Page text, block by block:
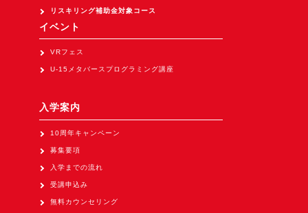
《研究会》
XRビジネスフォーラム
（1/8～10東京ビッグサイト）に出展。
Tsumiki Community Day 2026
（5/27～28 秋葉原UDX）に出展。
《求人》
リスキリング補助金対象コース
イベント
VRフェス
U-15メタバースプログラミング講座
入学案内
10周年キャンペーン
募集要項
入学までの流れ
受講申込み
無料カウンセリング